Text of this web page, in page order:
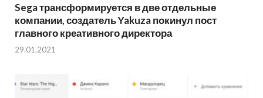
Sega трансформируется в две отдельные
компании, создатель Yakuza покинул пост
главного креативного директора
29.01.2021